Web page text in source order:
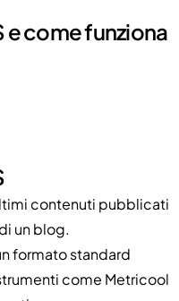
e come funziona
contenuti pubblicati
un blog.
formato standard
come Metricool